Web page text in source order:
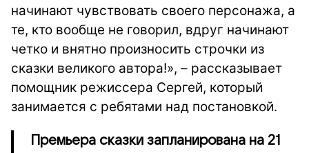
начинают чувствовать своего персонажа, а
те, кто вообще не говорил, вдруг начинают
четко и внятно произносить строчки из
сказки великого автора!», – рассказывает
помощник режиссера Сергей, который
занимается с ребятами над постановкой.
Премьера сказки запланирована на 21